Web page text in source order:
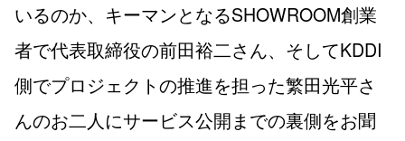
いるのか、キーマンとなるSHOWROOM創業
者で代表取締役の前田裕二さん、そしてKDDI
側でプロジェクトの推進を担った繁田光平さ
んのお二人にサービス公開までの裏側をお聞